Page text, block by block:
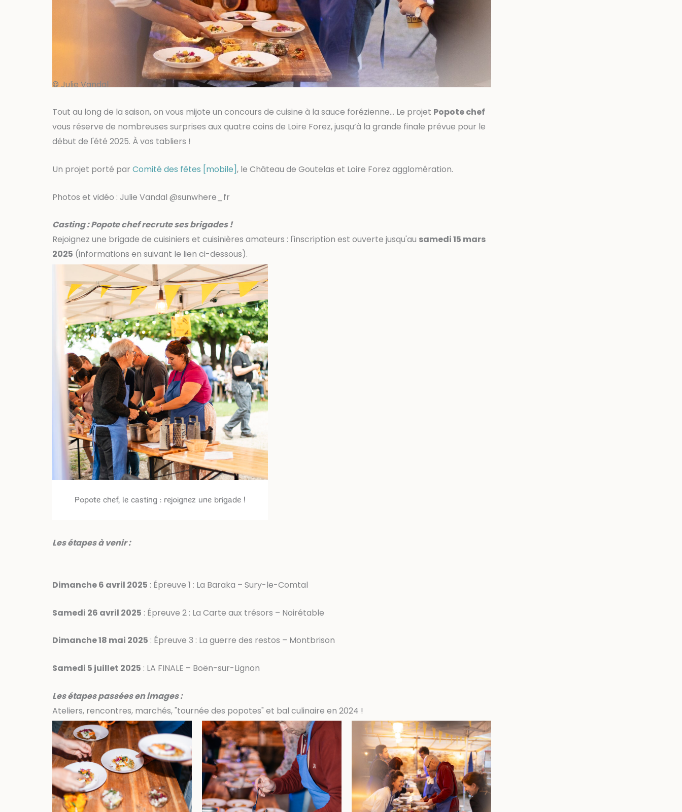
© Julie Vandal
Tout au long de la saison,on vous mijote un concours de cuisine à la sauce forézienne... Le projet Popote chef
vous réserve de nombreuses surprises aux quatre coins de Loire Forez, jusqu’à la grande finale prévue pour le
début de l'été 2025. À vos tabliers !
Un projet porté par Comité des fêtes [mobile], le Château de Goutelas et Loire Forez agglomération.
Photos et vidéo : Julie Vandal @sunwhere_fr
Casting : Popote chef recrute ses brigades !
Rejoignez une brigade de cuisiniers et cuisinières amateurs : l'inscription est ouverte jusqu'au samedi 15 mars
2025 (informations en suivant le lien ci-dessous).
Popote chef, le casting : rejoignez une brigade !
Les étapes à venir :
Dimanche 6 avril 2025 : Épreuve 1 : La Baraka – Sury-le-Comtal
Samedi 26 avril 2025 : Épreuve 2 : La Carte aux trésors – Noirétable
Dimanche 18 mai 2025 : Épreuve 3 : La guerre des restos – Montbrison
Samedi 5 juillet 2025 : LA FINALE – Boën-sur-Lignon
Les étapes passées en images :
Ateliers, rencontres, marchés, "tournée des popotes" et bal culinaire en 2024 !